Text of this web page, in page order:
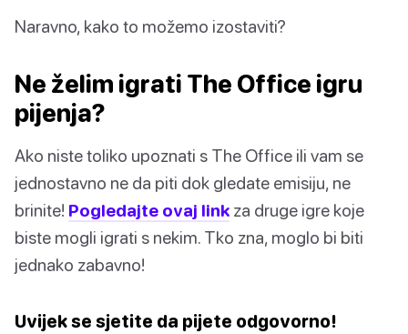
Naravno, kako to možemo izostaviti?
Ne želim igrati The Office igru
pijenja?
Ako niste toliko upoznati s The Office ili vam se
jednostavno ne da piti dok gledate emisiju, ne
brinite! Pogledajte ovaj link za druge igre koje
biste mogli igrati s nekim. Tko zna, moglo bi biti
jednako zabavno!
Uvijek se sjetite da pijete odgovorno!